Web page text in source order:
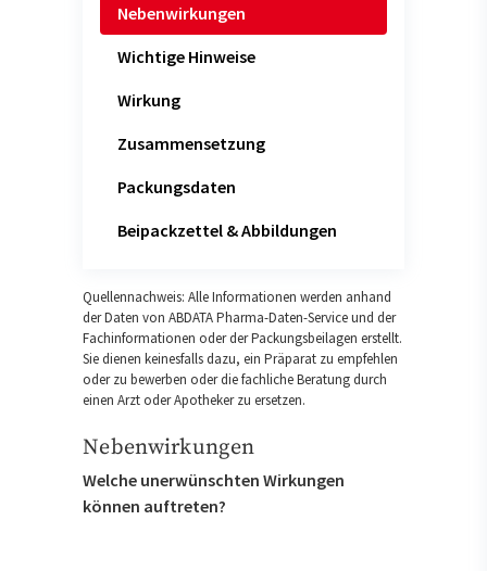
Nebenwirkungen
Wichtige Hinweise
Wirkung
Zusammensetzung
Packungsdaten
Beipackzettel & Abbildungen
Quellennachweis: Alle Informationen werden anhand
der Daten von ABDATA Pharma-Daten-Service und der
Fachinformationen oder der Packungsbeilagen erstellt.
Sie dienen keinesfalls dazu, ein Präparat zu empfehlen
oder zu bewerben oder die fachliche Beratung durch
einen Arzt oder Apotheker zu ersetzen.
Nebenwirkungen
Welche unerwünschten Wirkungen
können auftreten?